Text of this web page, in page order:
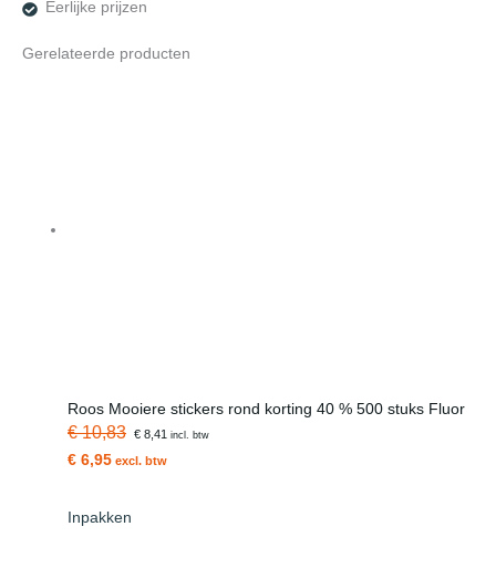
Eerlijke prijzen
Gerelateerde producten
Roos Mooiere stickers rond korting 40 % 500 stuks Fluor
€ 10,83 € 8,41 incl. btw
€ 6,95 excl. btw
Inpakken